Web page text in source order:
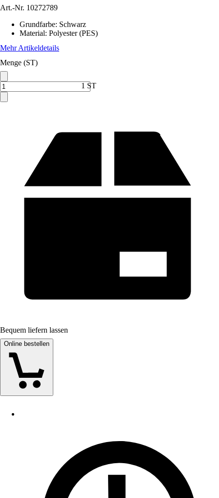
Art.-Nr. 10272789
Grundfarbe: Schwarz
Material: Polyester (PES)
Mehr Artikeldetails
Menge (ST)
1 ST
Bequem liefern lassen
Online bestellen